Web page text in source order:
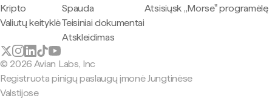
Kripto
Valiutų keityklė
Spauda
Teisiniai dokumentai
Atskleidimas
Atsisiųsk „Morse" programėlę
© 2026 Avian Labs, Inc
Registruota pinigų paslaugų įmonė Jungtinėse
Valstijose